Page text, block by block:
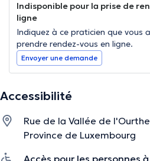
Indisponible pour la prise de
ligne
Indiquez à ce praticien que vous
prendre rendez-vous en ligne.
Envoyer une demande
Accessibilité
Rue de la Vallée de
Province de Luxembourg